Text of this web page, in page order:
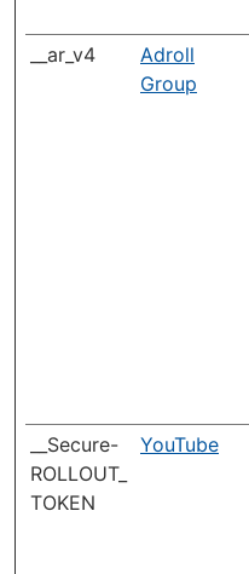
__ar_v4
Adroll
Group
__Secure-
ROLLOUT_
TOKEN
YouTube